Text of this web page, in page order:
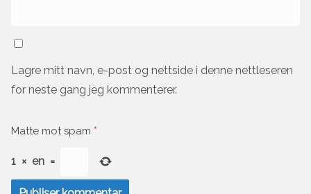
Lagre mitt navn, e-post og nettside i denne nettleseren
for neste gang jeg kommenterer.
Matte mot spam *
1 × en =